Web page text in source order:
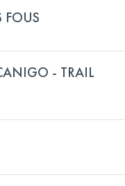
FOUS
- TRAIL